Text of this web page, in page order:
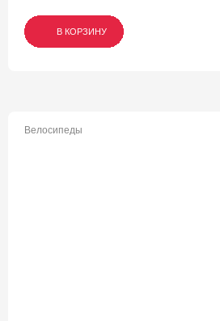
В КОРЗИНУ
В КОРЗИНУ
В КОРЗИНУ
Велосипеды